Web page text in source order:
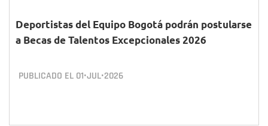
Deportistas del Equipo Bogotá podrán postularse
a Becas de Talentos Excepcionales 2026
PUBLICADO EL 01•JUL•2026